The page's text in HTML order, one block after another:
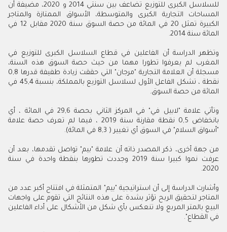
للسلاسل الكبرى للتوزيع تضاعف بين سنتي 2014 و 2020، مضيفة أن
المساحات التجارية الكبرى والمتوسطة، الأسواق الممتازة والمتاجر
الكبيرة تمثل 20 في المائة من حصة السوق سنة 2020 مقابل 12 في
المائة سنة 2014.
وتظهر الدراسة أن الفاعلين في قطاع السلاسل الكبرى للتوزيع في
المغرب لم يعرفوا تطورا مهما من حيث حصة السوق هذه السنة،
مسجلة أن العلامة التجارية "مرجان" التي حققت زيادة طفيفة قدرها 0,8
نقطة ، تشكل الفاعل الأول لسلاسل التوزيع بالمملكة، بنسبة 45,4 في
المائة من حصة السوق.
وتأتي علامة "لابيل في" في المركز الثاني بحصة 29,6 في المائة ، أي
بانخفاض 0,5 نقطة مقارنة سنة 2019 ، فيما لم تعرف حصة علامة
"أسواق السلام" في السوق أي تغيير ( 8,3 في المائة).
من جهة أخرى، ذكر المصدر ذاته أن علامة "بيم" تواصل تقدمها، بعد أن
عرفت نموا كبيرا سنة 2019 وجددت تطورها بنقطة واحدة في سنة
2020.
وأشارت الدراسة إلى أن استراتيجية "بيم" المتمثلة في افتتاح أكبر عدد من
المتاجر لتحقيق الربح تؤثر بشدة على هذه النتائج التي تقوم على واجهات
البيع بالمتر المربع ولا تنعكس بأي شكل من الأشكال على أداء الفاعلين
في القطاع".